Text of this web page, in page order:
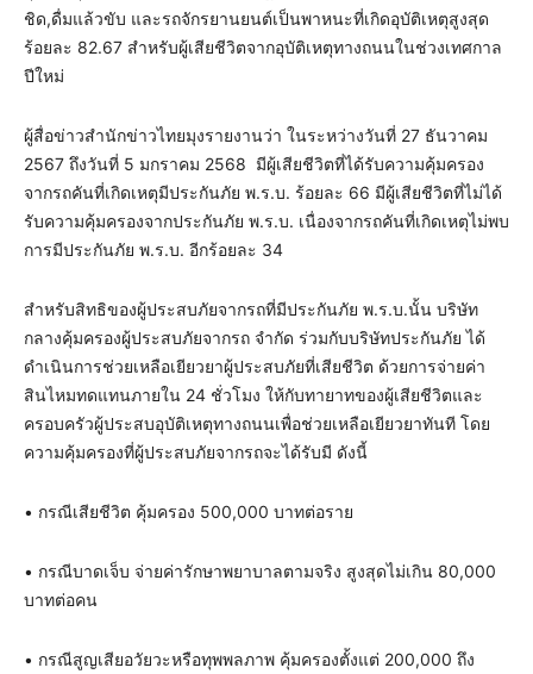
ชิด,ดื่มแล้วขับ และรถจักรยานยนต์เป็นพาหนะที่เกิดอุบัติเหตุสูงสุด
ร้อยละ 82.67 สำหรับผู้เสียชีวิตจากอุบัติเหตุทางถนนในช่วงเทศกาล
ปีใหม่
ผู้สื่อข่าวสำนักข่าวไทยมุงรายงานว่า ในระหว่างวันที่ 27 ธันวาคม
2567 ถึงวันที่ 5 มกราคม 2568 มีผู้เสียชีวิตที่ได้รับความคุ้มครอง
จากรถคันที่เกิดเหตุมีประกันภัย พ.ร.บ. ร้อยละ 66 มีผู้เสียชีวิตที่ไม่ได้
รับความคุ้มครองจากประกันภัย พ.ร.บ. เนื่องจากรถคันที่เกิดเหตุไม่พบ
การมีประกันภัย พ.ร.บ. อีกร้อยละ 34
สำหรับสิทธิของผู้ประสบภัยจากรถที่มีประกันภัย พ.ร.บ.นั้น บริษัท
กลางคุ้มครองผู้ประสบภัยจากรถ จำกัด ร่วมกับบริษัทประกันภัย ได้
ดำเนินการช่วยเหลือเยียวยาผู้ประสบภัยที่เสียชีวิต ด้วยการจ่ายค่า
สินไหมทดแทนภายใน 24 ชั่วโมง ให้กับทายาทของผู้เสียชีวิตและ
ครอบครัวผู้ประสบอุบัติเหตุทางถนนเพื่อช่วยเหลือเยียวยาทันที โดย
ความคุ้มครองที่ผู้ประสบภัยจากรถจะได้รับมี ดังนี้
• กรณีเสียชีวิต คุ้มครอง 500,000 บาทต่อราย
• กรณีบาดเจ็บ จ่ายค่ารักษาพยาบาลตามจริง สูงสุดไม่เกิน 80,000
บาทต่อคน
• กรณีสูญเสียอวัยวะหรือทุพพลภาพ คุ้มครองตั้งแต่ 200,000 ถึง